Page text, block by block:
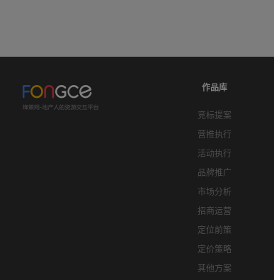
作品库
竞标提案
营推执行
活动执行
品牌推广
市场分析
招商运营
定位前策
定价策略
其他方案